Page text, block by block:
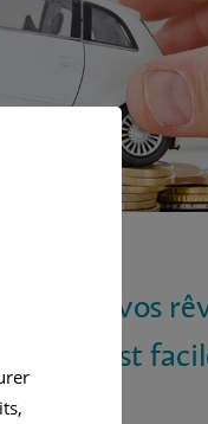
de vos
auto, c'est